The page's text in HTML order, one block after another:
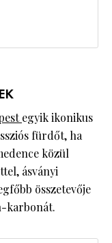
egyik ikonikus
fürdőt, ha
közül
ásványi
összetevője
karbonát.